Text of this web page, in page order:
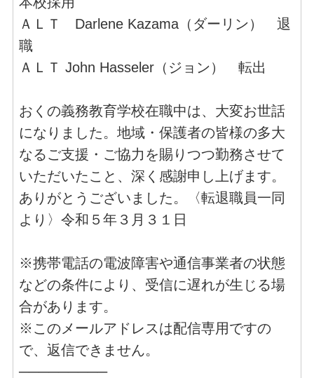
ＡＬＴ Darlene Kazama（ダーリン） 退
職
ＡＬＴ John Hasseler（ジョン） 転出
おくの義務教育学校在職中は、大変お世話
になりました。地域・保護者の皆様の多大
なるご支援・ご協力を賜りつつ勤務させて
いただいたこと、深く感謝申し上げます。
ありがとうございました。〈転退職員一同
より〉令和５年３月３１日
※携帯電話の電波障害や通信事業者の状態
などの条件により、受信に遅れが生じる場
合があります。
※このメールアドレスは配信専用ですの
で、返信できません。
─────────